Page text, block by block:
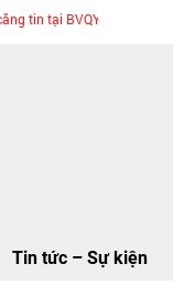
tại BVQY110
Tin tức – Sự kiện